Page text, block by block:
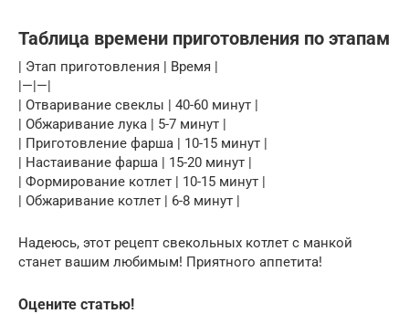
Таблица времени приготовления по этапам
| Этап приготовления | Время |
|—|—|
| Отваривание свеклы | 40-60 минут |
| Обжаривание лука | 5-7 минут |
| Приготовление фарша | 10-15 минут |
| Настаивание фарша | 15-20 минут |
| Формирование котлет | 10-15 минут |
| Обжаривание котлет | 6-8 минут |
Надеюсь, этот рецепт свекольных котлет с манкой
станет вашим любимым! Приятного аппетита!
Оцените статью!